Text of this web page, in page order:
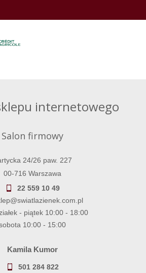
internetowego
Salon firmowy
24/26 paw. 227
00-716 Warszawa
22 559 10 49
- piątek 10:00 - 18:00
10:00 - 15:00
Kamila Kumor
501 284 822